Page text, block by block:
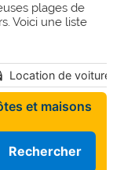
plages de
Voici une liste
Location de voiture
et maisons
Rechercher